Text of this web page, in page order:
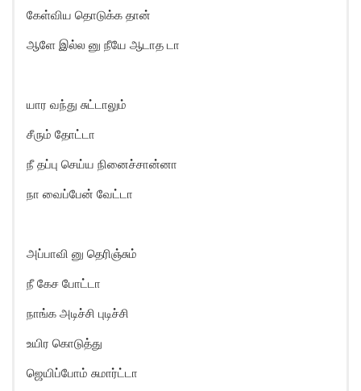
கேள்விய தொடுக்க தான்
ஆளே இல்ல னு நீயே ஆடாத டா
யார வந்து சுட்டாலும்
சீரும் தோட்டா
நீ தப்பு செய்ய நினைச்சான்னா
நா வைப்பேன் வேட்டா
அப்பாவி னு தெரிஞ்சும்
நீ கேச போட்டா
நாங்க அடிச்சி புடிச்சி
உயிர கொடுத்து
ஜெயிப்போம் சுமார்ட்டா